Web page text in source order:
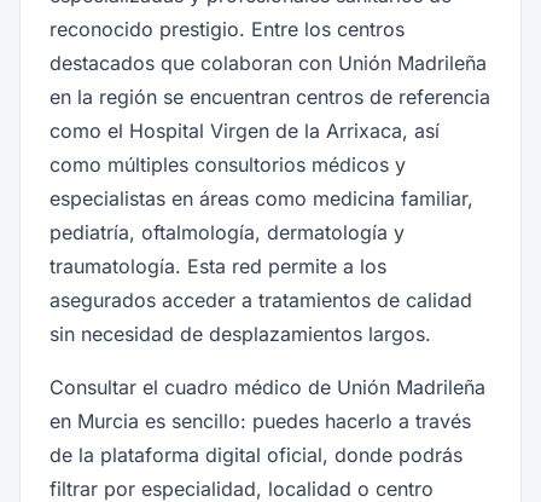
reconocido prestigio. Entre los centros
destacados que colaboran con Unión Madrileña
en la región se encuentran centros de referencia
como el Hospital Virgen de la Arrixaca, así
como múltiples consultorios médicos y
especialistas en áreas como medicina familiar,
pediatría, oftalmología, dermatología y
traumatología. Esta red permite a los
asegurados acceder a tratamientos de calidad
sin necesidad de desplazamientos largos.
Consultar el cuadro médico de Unión Madrileña
en Murcia es sencillo: puedes hacerlo a través
de la plataforma digital oficial, donde podrás
filtrar por especialidad, localidad o centro